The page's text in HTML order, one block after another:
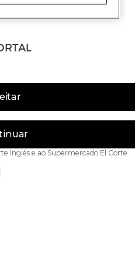
Inglés e ao Supermercado El Corte